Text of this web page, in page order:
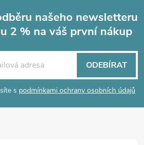
našeho newsletteru
2 % na váš první nákup
s podmínkami ochrany osobních údajů
ODEBÍRAT